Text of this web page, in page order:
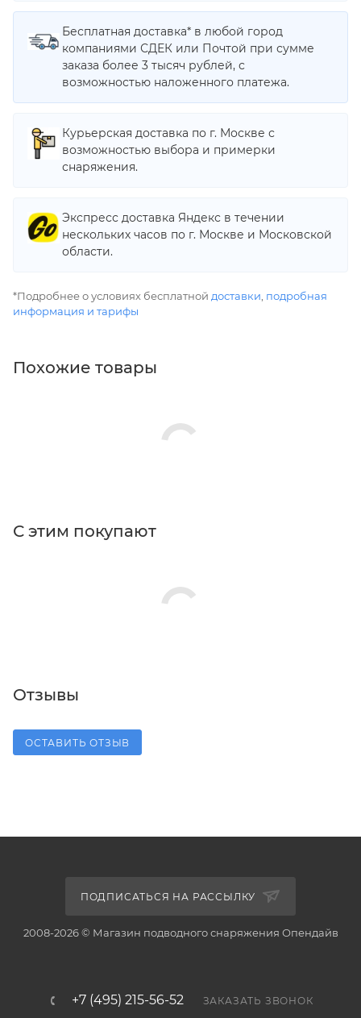
Бесплатная доставка* в любой город
компаниями СДЕК или Почтой при сумме
заказа более 3 тысяч рублей, с
возможностью наложенного платежа.
Курьерская доставка по г. Москве с
возможностью выбора и примерки
снаряжения.
Экспресс доставка Яндекс в течении
нескольких часов по г. Москве и Московской
области.
*Подробнее о условиях бесплатной доставки подробная
информация и тарифы
Похожие товары
С этим покупают
Отзывы
ОСТАВИТЬ ОТЗЫВ
ПОДПИСАТЬСЯ НА РАССЫЛКУ
2008-2026 © Магазин подводного снаряжения Опендайв
+7 (495) 215-56-52 ЗАКАЗАТЬ ЗВОНОК